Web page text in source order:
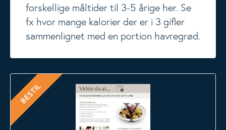
forskellige måltider til 3-5 årige her. Se
fx hvor mange kalorier der er i 3 gifler
sammenlignet med en portion havregrød.
BESTIL
'Vidste du at...' dagskostforslag til familie på fire